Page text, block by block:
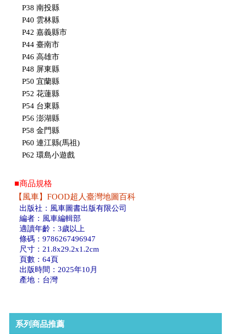
P38 南投縣
P40 雲林縣
P42 嘉義縣市
P44 臺南市
P46 高雄市
P48 屏東縣
P50 宜蘭縣
P52 花蓮縣
P54 台東縣
P56 澎湖縣
P58 金門縣
P60 連江縣(馬祖)
P62 環島小遊戲
■商品規格
【風車】FOOD超人臺灣地圖百科
出版社：風車圖書出版有限公司
編者：風車編輯部
適讀年齡：3歲以上
條碼：9786267496947
尺寸：21.8x29.2x1.2cm
頁數：64頁
出版時間：2025年10月
產地：台灣
系列商品推薦